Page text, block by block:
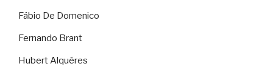
Fábio De Domenico
Fernando Brant
Hubert Alquéres